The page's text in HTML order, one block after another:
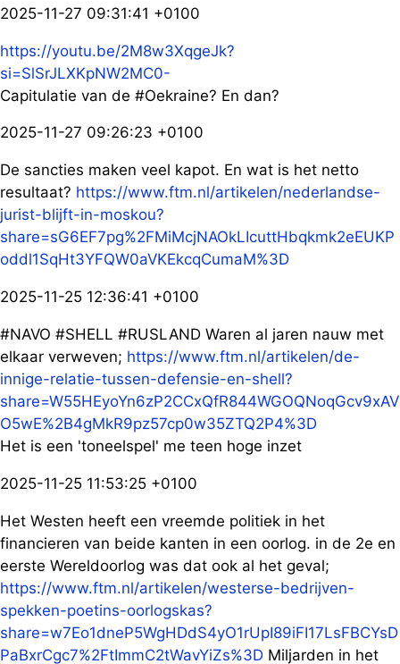
2025-11-27 09:31:41 +0100
https://youtu.be/2M8w3XqgeJk?
si=SlSrJLXKpNW2MC0-
Capitulatie van de #Oekraine? En dan?
2025-11-27 09:26:23 +0100
De sancties maken veel kapot. En wat is het netto
resultaat? https://www.ftm.nl/artikelen/nederlandse-
jurist-blijft-in-moskou?
share=sG6EF7pg%2FMiMcjNAOkLIcuttHbqkmk2eEUKP
oddl1SqHt3YFQW0aVKEkcqCumaM%3D
2025-11-25 12:36:41 +0100
#NAVO #SHELL #RUSLAND Waren al jaren nauw met
elkaar verweven; https://www.ftm.nl/artikelen/de-
innige-relatie-tussen-defensie-en-shell?
share=W55HEyoYn6zP2CCxQfR844WGOQNoqGcv9xAV
O5wE%2B4gMkR9pz57cp0w35ZTQ2P4%3D
Het is een 'toneelspel' me teen hoge inzet
2025-11-25 11:53:25 +0100
Het Westen heeft een vreemde politiek in het
financieren van beide kanten in een oorlog. in de 2e en
eerste Wereldoorlog was dat ook al het geval;
https://www.ftm.nl/artikelen/westerse-bedrijven-
spekken-poetins-oorlogskas?
share=w7Eo1dneP5WgHDdS4yO1rUpI89iFI17LsFBCYsD
PaBxrCgc7%2FtImmC2tWavYiZs%3D Miljarden in het